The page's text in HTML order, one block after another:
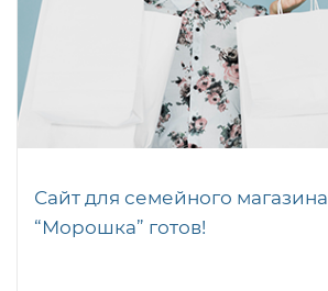
Сайт для семейного магазина
“Морошка” готов!